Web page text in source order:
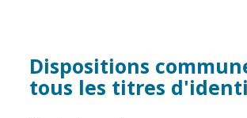
Jumelages
Publication des
Dispositions
tous les titres